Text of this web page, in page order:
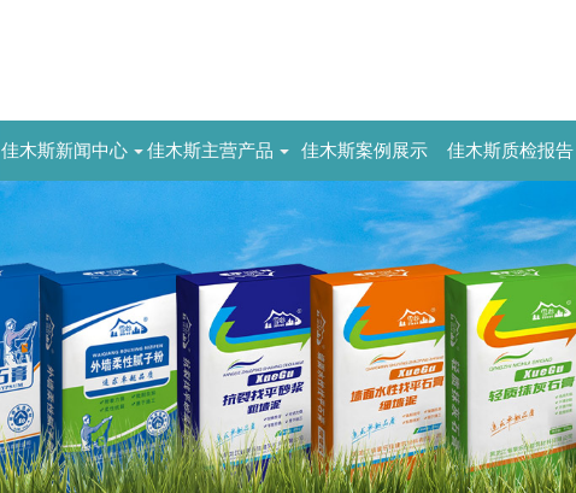
佳木斯新闻中心 佳木斯主营产品 佳木斯案例展示 佳木斯质检报告